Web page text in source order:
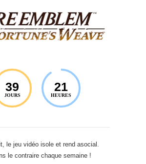
39
JOURS
21
HEURES
le jeu vidéo isole et rend asocial.
le contraire chaque semaine !